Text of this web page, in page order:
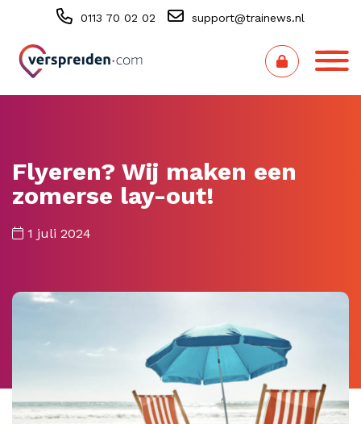
0113 70 02 02 support@trainews.nl
Flyeren? Wij maken een
zomerse lay-out!
1 juli 2024